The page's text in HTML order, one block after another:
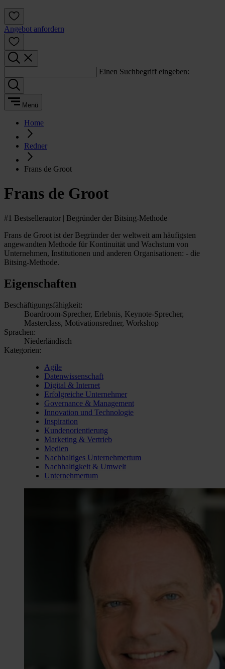
Angebot anfordern
Einen Suchbegriff eingeben:
Menü
Home
Redner
Frans de Groot
Frans de Groot
#1 Bestsellerautor | Begründer der Bitsing-Methode
Frans de Groot ist der Begründer der weltweit am häufigsten
angewandten Methode für Kontinuität und Wachstum von
Unternehmen, Institutionen und anderen Organisationen: - die
Bitsing-Methode.
Eigenschaften
Beschäftigungsfähigkeit:
Boardroom-Sprecher, Erlebnis, Keynote-Sprecher,
Masterclass, Motivationsredner, Workshop
Sprachen:
Niederländisch
Kategorien:
Agile
Datenwissenschaft
Digital & Internet
Erfolgreiche Unternehmer
Governance & Management
Innovation und Technologie
Inspiration
Kundenorientierung
Marketing & Vertrieb
Medien
Nachhaltiges Unternehmertum
Nachhaltigkeit & Umwelt
Unternehmertum